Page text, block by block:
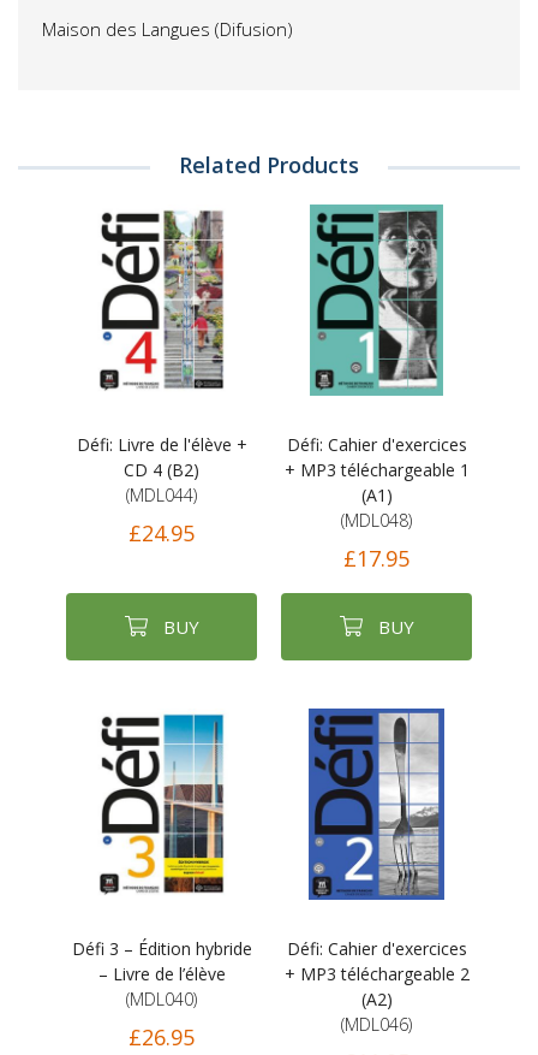
Maison des Langues (Difusion)
Related Products
Défi: Livre de l'élève +
CD 4 (B2)
(MDL044)
£24.95
BUY
Défi: Cahier d'exercices
+ MP3 téléchargeable 1
(A1)
(MDL048)
£17.95
BUY
Défi 3 – Édition hybride
– Livre de l’élève
(MDL040)
£26.95
Défi: Cahier d'exercices
+ MP3 téléchargeable 2
(A2)
(MDL046)